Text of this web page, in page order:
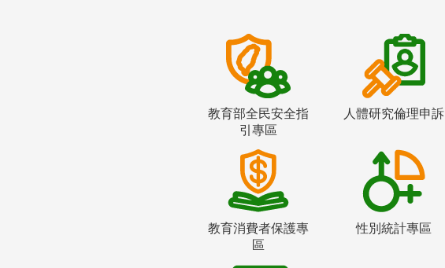
教育部全民安全指
引專區
人體研究倫理申訴
教育消費者保護專
區
性別統計專區